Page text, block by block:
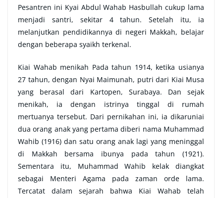
Pesantren ini Kyai Abdul Wahab Hasbullah cukup lama
menjadi santri, sekitar 4 tahun. Setelah itu, ia
melanjutkan pendidikannya di negeri Makkah, belajar
dengan beberapa syaikh terkenal.
Kiai Wahab menikah Pada tahun 1914, ketika usianya
27 tahun, dengan Nyai Maimunah, putri dari Kiai Musa
yang berasal dari Kartopen, Surabaya. Dan sejak
menikah, ia dengan istrinya tinggal di rumah
mertuanya tersebut. Dari pernikahan ini, ia dikaruniai
dua orang anak yang pertama diberi nama Muhammad
Wahib (1916) dan satu orang anak lagi yang meninggal
di Makkah bersama ibunya pada tahun (1921).
Sementara itu, Muhammad Wahib kelak diangkat
sebagai Menteri Agama pada zaman orde lama.
Tercatat dalam sejarah bahwa Kiai Wahab telah